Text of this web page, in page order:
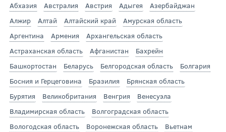
Абхазия Австралия Австрия Адыгея
Азербайджан
Алжир
Алтай Алтайский край
Амурская область
Аргентина
Армения
Архангельская область
Астраханская область
Афганистан
Бахрейн
Башкортостан
Беларусь Белгородская область
Болгария
Босния и Герцеговина
Бразилия
Брянская область
Бурятия
Великобритания Венгрия
Венесуэла
Владимирская область
Волгоградская область
Вологодская область
Воронежская область
Вьетнам